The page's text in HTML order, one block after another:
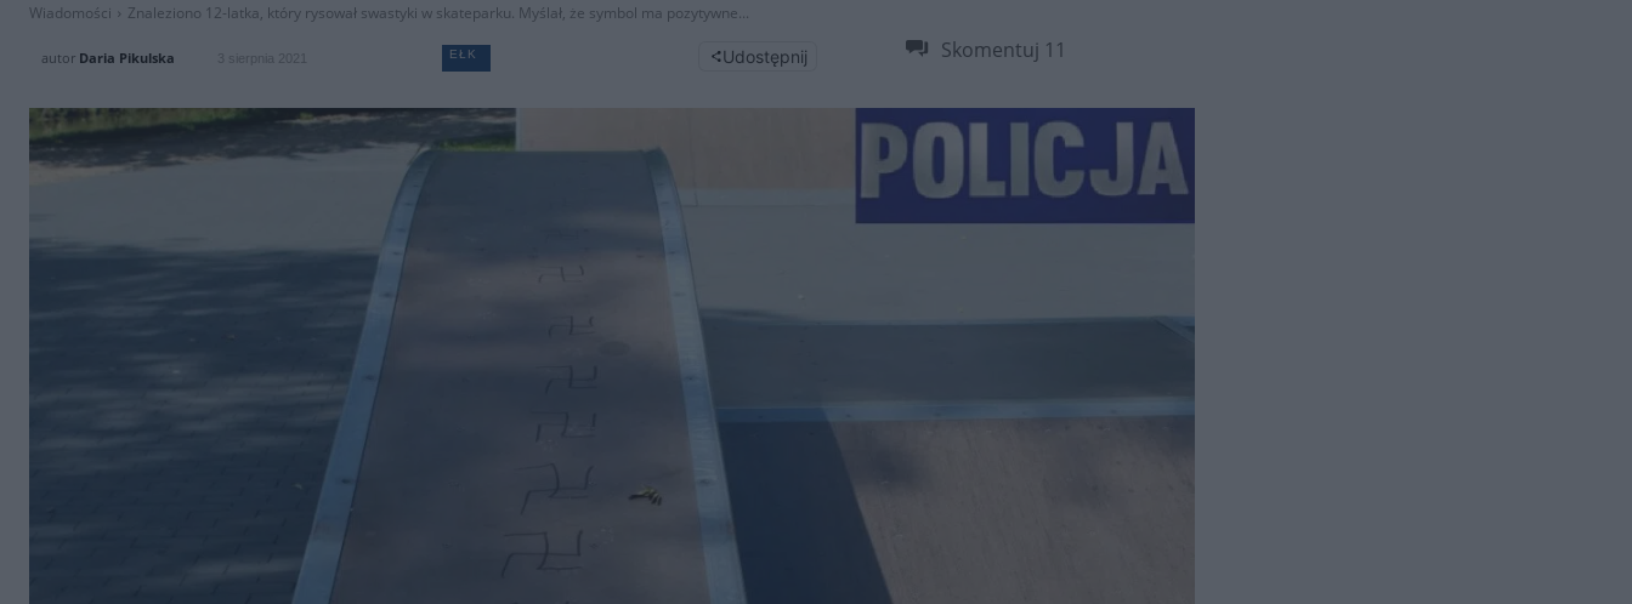
Wiadomości Znaleziono 12-latka, który rysował swastyki w skateparku. Myślał, że symbol ma pozytywne...
autor Daria Pikulska 3 sierpnia 2021 EŁK Udostępnij Skomentuj 11